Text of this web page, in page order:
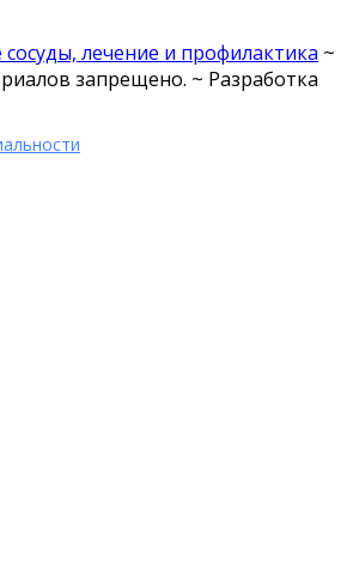
лечение и профилактика ~
запрещено. ~ Разработка